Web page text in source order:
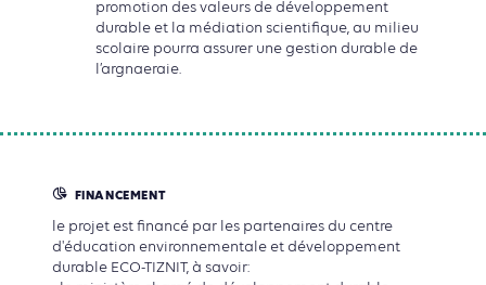
promotion des valeurs de développement
durable et la médiation scientifique, au milieu
scolaire pourra assurer une gestion durable de
l’argnaeraie.
FINANCEMENT
le projet est financé par les partenaires du centre
d'éducation environnementale et développement
durable ECO-TIZNIT, à savoir: